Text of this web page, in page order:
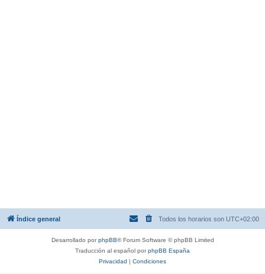
Índice general Todos los horarios son UTC+02:00
Desarrollado porphpBB® Forum Software © phpBB Limited
Traducción al español porphpBB España
Privacidad | Condiciones